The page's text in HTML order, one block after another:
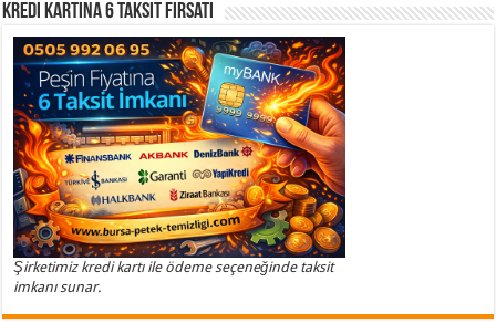
Kredi Kartına 6 Taksit Fırsatı
Şirketimiz kredi kartı ile ödeme seçeneğinde taksit
imkanı sunar.